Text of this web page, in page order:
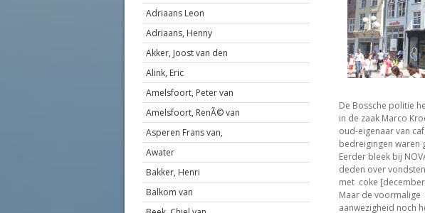
Adriaans Leon
Adriaans, Henny
Akker, Joost van den
Alink, Eric
Amelsfoort, Peter van
Amelsfoort, RenÃ© van
Asperen Frans van,
Awater
Bakker, Henri
Balkom van
De Bossche politie
in de zaak Marco
oud-eigenaar van
bedreigingen waren
Eerder bleek bij
deden over
met coke
Maar de voormalige
aanwezigheid noch